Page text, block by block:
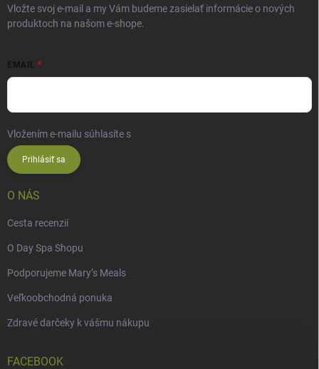
Vložte svoj e-mail a my Vám budeme zasielať informácie o nových
produktoch na našom e-shope.
EMAIL
Vložením e-mailu súhlasíte s
Prihlásiť sa
O NÁS
Cesta recenzií
O Day Spa Shopu
Podporujeme Mary’s Meals
Veľkoobchodná ponuka
Zdravé darčeky k vášmu nákupu
FACEBOOK